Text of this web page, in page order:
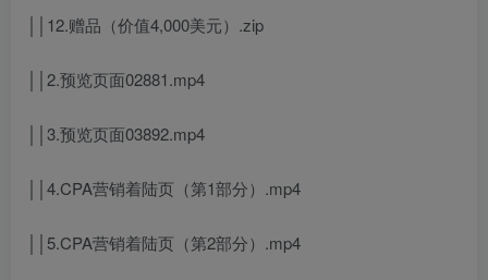
││12.赠品（价值4,000美元）.zip
││2.预览页面02881.mp4
││3.预览页面03892.mp4
││4.CPA营销着陆页（第1部分）.mp4
││5.CPA营销着陆页（第2部分）.mp4